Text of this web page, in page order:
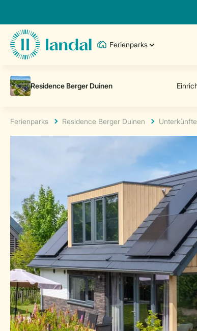
Ferienparks
Ferienparks Residence Berger Duinen Unterkünfte